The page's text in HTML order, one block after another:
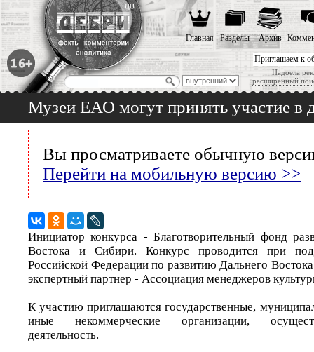
Приглашаем к
Надоела
расширенный
Главная Разделы Архив
Музеи ЕАО могут принять участие в
Вы просматриваете обычную
Перейти на мобильную версию >>
Инициатор конкурса - Благотворительный фонд
Востока и Сибири. Конкурс проводится при
Российской Федерации по развитию Дальнего
экспертный партнер - Ассоциация менеджеров
К участию приглашаются государственные,
иные некоммерческие организации,
деятельность.